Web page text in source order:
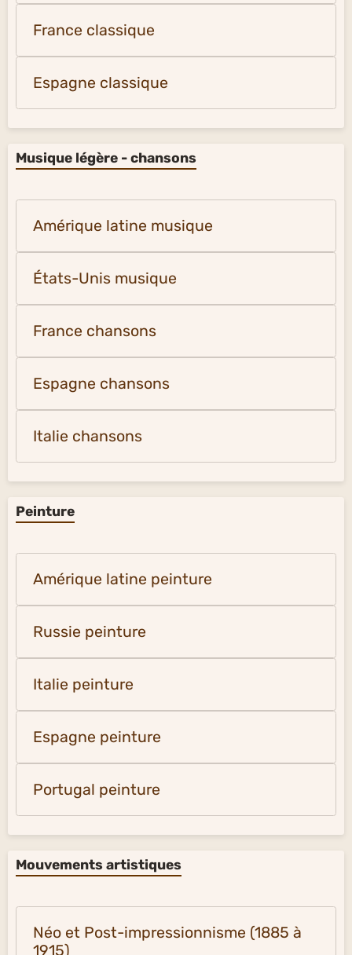
France classique
Espagne classique
Musique légère - chansons
Amérique latine musique
États-Unis musique
France chansons
Espagne chansons
Italie chansons
Peinture
Amérique latine peinture
Russie peinture
Italie peinture
Espagne peinture
Portugal peinture
Mouvements artistiques
Néo et Post-impressionnisme (1885 à
1915)